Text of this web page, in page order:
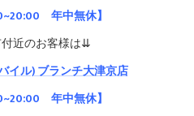
年中無休】
近のお客様は⇊
イル) ブランチ大津京店
年中無休】